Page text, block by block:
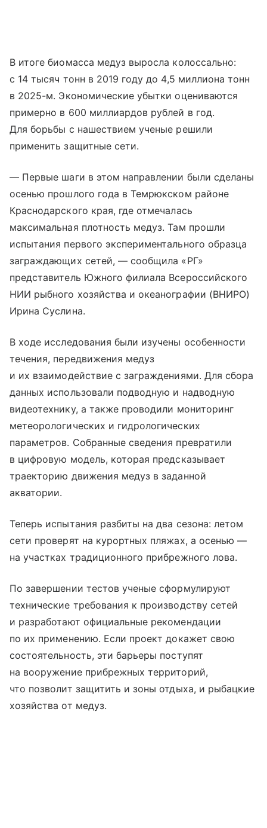
В итоге биомасса медуз выросла колоссально:
с 14 тысяч тонн в 2019 году до 4,5 миллиона тонн
в 2025-м. Экономические убытки оцениваются
примерно в 600 миллиардов рублей в год.
Для борьбы с нашествием ученые решили
применить защитные сети.
— Первые шаги в этом направлении были сделаны
осенью прошлого года в Темрюкском районе
Краснодарского края, где отмечалась
максимальная плотность медуз. Там прошли
испытания первого экспериментального образца
заграждающих сетей, — сообщила «РГ»
представитель Южного филиала Всероссийского
НИИ рыбного хозяйства и океанографии (ВНИРО)
Ирина Суслина.
В ходе исследования были изучены особенности
течения, передвижения медуз
и их взаимодействие с заграждениями. Для сбора
данных использовали подводную и надводную
видеотехнику, а также проводили мониторинг
метеорологических и гидрологических
параметров. Собранные сведения превратили
в цифровую модель, которая предсказывает
траекторию движения медуз в заданной
акватории.
Теперь испытания разбиты на два сезона: летом
сети проверят на курортных пляжах, а осенью —
на участках традиционного прибрежного лова.
По завершении тестов ученые сформулируют
технические требования к производству сетей
и разработают официальные рекомендации
по их применению. Если проект докажет свою
состоятельность, эти барьеры поступят
на вооружение прибрежных территорий,
что позволит защитить и зоны отдыха, и рыбацкие
хозяйства от медуз.